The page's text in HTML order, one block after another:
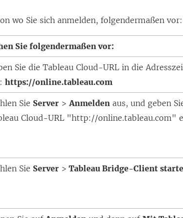
wo Sie sich anmelden, folgendermaßen vor:
Sie folgendermaßen vor:
Sie die Tableau Cloud-URL in die
https://online.tableau.com
Sie Server >Anmelden aus, und geben
Cloud-URL "http://online.tableau.com"
Sie Server > Tableau Bridge-Client